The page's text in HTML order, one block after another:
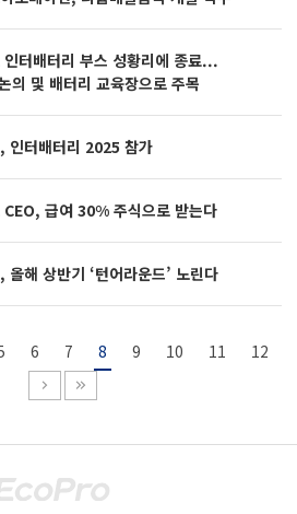
터배터리 부스 성황리에 종료...
의 및 배터리 교육장으로 주목
인터배터리 2025 참가
급여 30% 주식으로 받는다
올해 상반기 ‘턴어라운드’ 노린다
6 7 8 9 10 11 12